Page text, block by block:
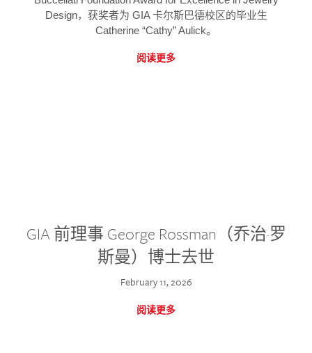
Design，获奖者为 GIA 卡尔斯巴德校区的毕业生
Catherine “Cathy” Aulick。
阅读更多
GIA 前理事 George Rossman（乔治·罗
斯曼）博士去世
February 11, 2026
阅读更多